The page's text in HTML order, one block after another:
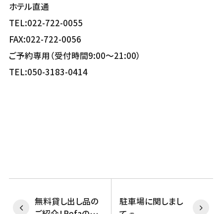
ホテル直通
TEL:022-722-0055
FAX:022-722-0056
ご予約専用（受付時間9:00～21:00）
TEL:050-3183-0414
無料貸し出し品の
駐車場に関しまし